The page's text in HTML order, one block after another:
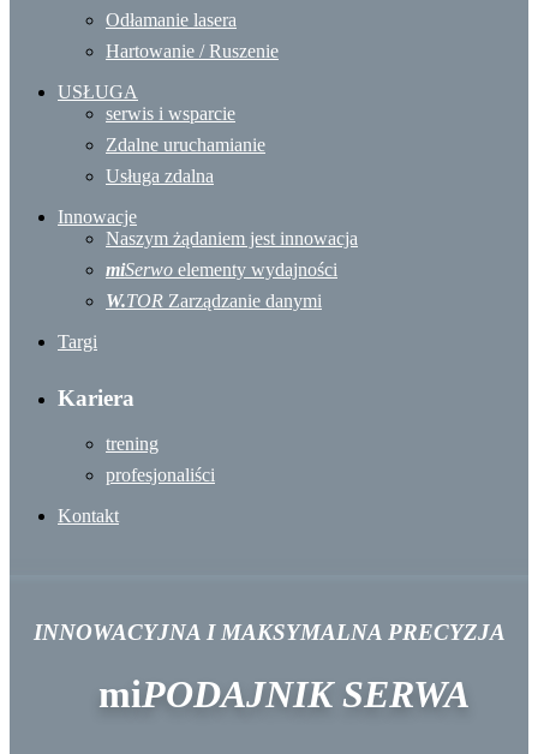
Odłamanie lasera
Hartowanie / Ruszenie
USŁUGA
serwis i wsparcie
Zdalne uruchamianie
Usługa zdalna
Innowacje
Naszym żądaniem jest innowacja
miSerwo elementy wydajności
W.TOR Zarządzanie danymi
Targi
Kariera
trening
profesjonaliści
Kontakt
INNOWACYJNA I MAKSYMALNA PRECYZJA
miPODAJNIK SERWA